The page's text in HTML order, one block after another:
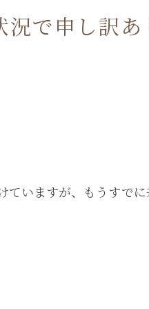
で申し訳あ
いますが、もうすでに